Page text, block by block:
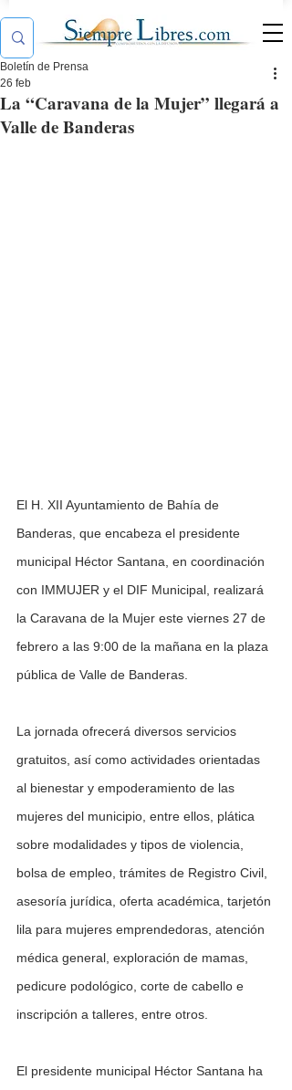
La “Caravana de la Mujer” llegará a
Valle de Banderas
Boletín de Prensa
26 feb
El H. XII Ayuntamiento de Bahía de
Banderas, que encabeza el presidente
municipal Héctor Santana, en coordinación
con IMMUJER y el DIF Municipal, realizará
la Caravana de la Mujer este viernes 27 de
febrero a las 9:00 de la mañana en la plaza
pública de Valle de Banderas.
La jornada ofrecerá diversos servicios
gratuitos, así como actividades orientadas
al bienestar y empoderamiento de las
mujeres del municipio, entre ellos, plática
sobre modalidades y tipos de violencia,
bolsa de empleo, trámites de Registro Civil,
asesoría jurídica, oferta académica, tarjetón
lila para mujeres emprendedoras, atención
médica general, exploración de mamas,
pedicure podológico, corte de cabello e
inscripción a talleres, entre otros.
El presidente municipal Héctor Santana ha